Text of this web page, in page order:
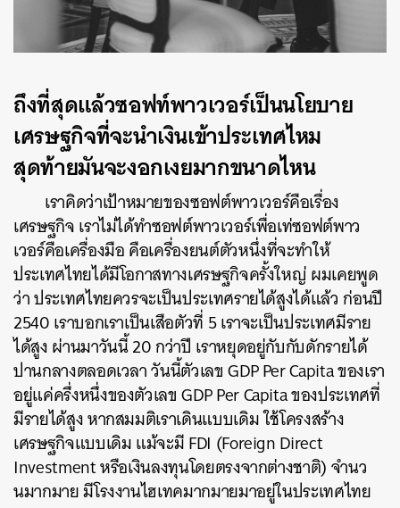
ถึงที่สุดแล้วซอฟท์พาวเวอร์เป็นนโยบาย
เศรษฐกิจที่จะนำเงินเข้าประเทศไหม
สุดท้ายมันจะงอกเงยมากขนาดไหน
เราคิดว่าเป้าหมายของซอฟต์พาวเวอร์คือเรื่อง
เศรษฐกิจ เราไม่ได้ทําซอฟต์พาวเวอร์เพื่อเท่ซอฟต์พาว
เวอร์คือเครื่องมือ คือเครื่องยนต์ตัวหนึ่งที่จะทําให้
ประเทศไทยได้มีโอกาสทางเศรษฐกิจครั้งใหญ่ ผมเคยพูด
ว่า ประเทศไทยควรจะเป็นประเทศรายได้สูงได้แล้ว ก่อนปี
2540 เราบอกเราเป็นเสือตัวที่ 5 เราจะเป็นประเทศมีราย
ได้สูง ผ่านมาวันนี้ 20 กว่าปี เราหยุดอยู่กับกับดักรายได้
ปานกลางตลอดเวลา วันนี้ตัวเลข GDP Per Capita ของเรา
อยู่แค่ครึ่งหนึ่งของตัวเลข GDP Per Capita ของประเทศที่
มีรายได้สูง หากสมมติเราเดินแบบเดิม ใช้โครงสร้าง
เศรษฐกิจแบบเดิม แม้จะมี FDI (Foreign Direct
Investment หรือเงินลงทุนโดยตรงจากต่างชาติ) จํานว
นมากมาย มีโรงงานไฮเทคมากมายมาอยู่ในประเทศไทย